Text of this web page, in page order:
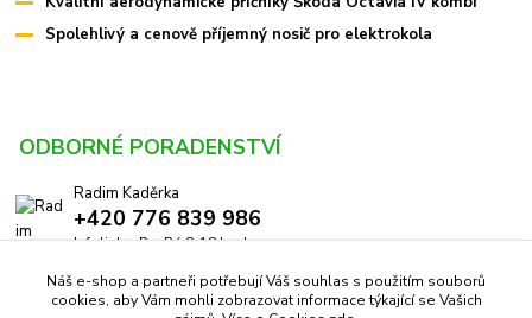
Spolehlivý a cenově příjemný nosič pro elektrokola
ODBORNÉ PORADENSTVÍ
Radim Kaděrka
+420 776 839 986
Infolinka: Po-Pá 8-18 hod.
info@pricniky.cz
Náš e-shop a partneři potřebují Váš souhlas s použitím souborů
cookies, aby Vám mohli zobrazovat informace týkající se Vašich